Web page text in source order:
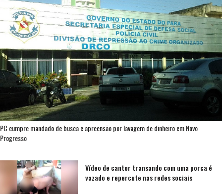
PC cumpre mandado de busca e apreensão por lavagem de dinheiro em Novo
Progresso
Vídeo de cantor transando com uma porca é
vazado e repercute nas redes sociais